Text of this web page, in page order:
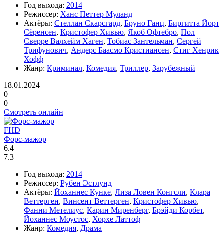
Год выхода: 2014
Режиссер: Ханс Петтер Муланд
Актёры: Стеллан Скарсгард, Бруно Ганц, Биргитта Йорт
Сёренсен, Кристофер Хивью, Якоб Офтебро, Пол
Сверре Валхейм Хаген, Тобиас Зантельман, Сергей
Трифунович, Андерс Баасмо Кристиансен, Стиг Хенрик
Хофф
Жанр: Криминал, Комедия, Триллер, Зарубежный
18.01.2024
0
0
Смотреть онлайн
FHD
Форс-мажор
6.4
7.3
Год выхода: 2014
Режиссер: Рубен Эстлунд
Актёры: Йоханнес Кунке, Лиза Ловен Конгсли, Клара
Веттерген, Винсент Веттерген, Кристофер Хивью,
Фанни Метелиус, Карин Миренберг, Брэйди Корбет,
Йоханнес Моустос, Хорхе Латтоф
Жанр: Комедия, Драма